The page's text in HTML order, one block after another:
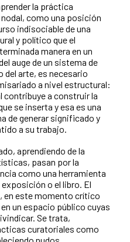
la práctica
como una posición
indisociable de una
y político que el
manera en un
auge de un sistema de
del arte, es necesario
a nivel estructural:
a construir la
se inserta y esa es una
de generar significado y
a su trabajo.
aprendiendo de la
pasan por la
como una herramienta
o el libro. El
en este momento crítico
un espacio público cuyas
Se trata,
curatoriales como